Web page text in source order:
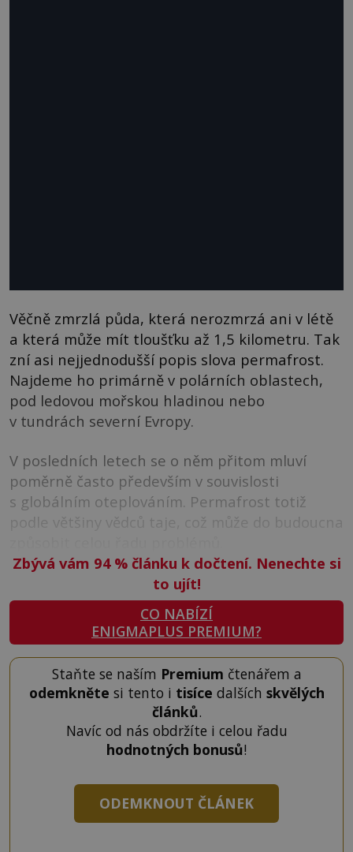
Věčně zmrzlá půda, která nerozmrzá ani v létě
a která může mít tloušťku až 1,5 kilometru. Tak
zní asi nejjednodušší popis slova permafrost.
Najdeme ho primárně v polárních oblastech,
pod ledovou mořskou hladinou nebo
v tundrách severní Evropy.
V posledních letech se o něm přitom mluví
poměrně často především v souvislosti
s globálním oteplováním. Permafrost totiž
podle většiny vědců taje, což může do budoucna
Zbývá vám 94 %článku k dočtení. Nenechte si
to ujít!
CO NABÍZÍ
ENIGMAPLUS PREMIUM?
Staňte se naším Premium čtenářem a
odemkněte si tento i tisíce dalších skvělých
článků.
Navíc od nás obdržíte i celou řadu
hodnotných bonusů!
ODEMKNOUT ČLÁNEK